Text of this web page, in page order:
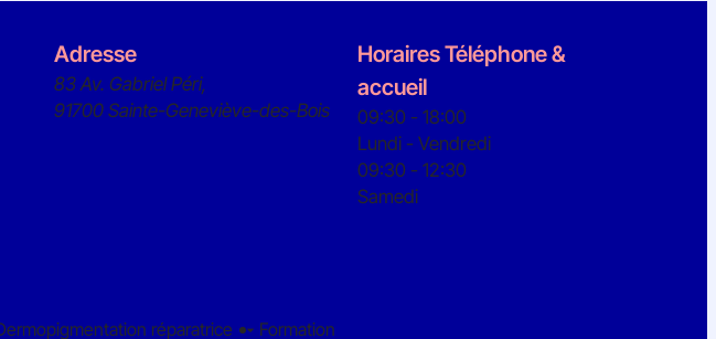
Adresse
83 Av. Gabriel Péri,
91700 Sainte-Geneviève-des-Bois
Horaires Téléphone &
accueil
09:30 - 18:00
Lundi - Vendredi
09:30 - 12:30
Samedi
réparatrice Formation